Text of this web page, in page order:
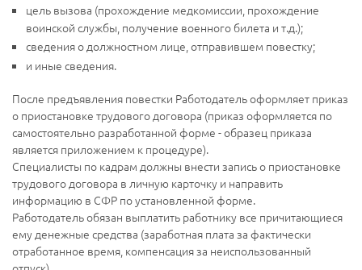
цель вызова (прохождение медкомиссии, прохождение
воинской службы, получение военного билета и т.д.);
сведения о должностном лице, отправившем повестку;
и иные сведения.
После предъявления повестки Работодатель оформляет приказ
о приостановке трудового договора (приказ оформляется по
самостоятельно разработанной форме - образец приказа
является приложением к процедуре).
Специалисты по кадрам должны внести запись о приостановке
трудового договора в личную карточку и направить
информацию в СФР по установленной форме.
Работодатель обязан выплатить работнику все причитающиеся
ему денежные средства (заработная плата за фактически
отработанное время, компенсация за неиспользованный